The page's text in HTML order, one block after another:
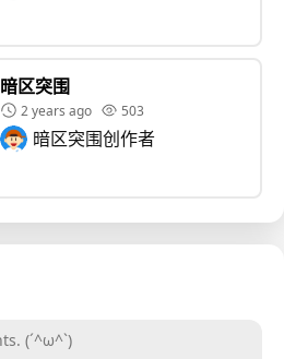
暗区突围
2 years ago 503
暗区突围创作者